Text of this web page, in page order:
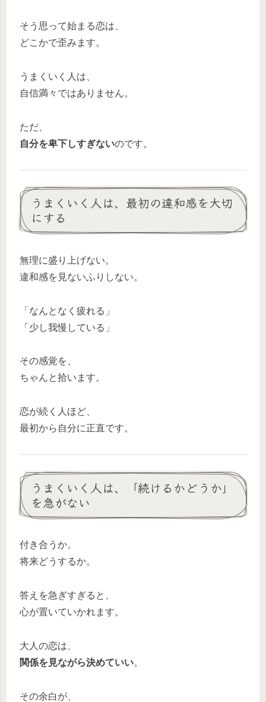
そう思って始まる恋は、
どこかで歪みます。
うまくいく人は、
自信満々ではありません。
ただ、
自分を卑下しすぎないのです。
うまくいく人は、最初の違和感を大切
にする
無理に盛り上げない。
違和感を見ないふりしない。
「なんとなく疲れる」
「少し我慢している」
その感覚を、
ちゃんと拾います。
恋が続く人ほど、
最初から自分に正直です。
うまくいく人は、「続けるかどうか」
を急がない
付き合うか。
将来どうするか。
答えを急ぎすぎると、
心が置いていかれます。
大人の恋は、
関係を見ながら決めていい。
その余白が、